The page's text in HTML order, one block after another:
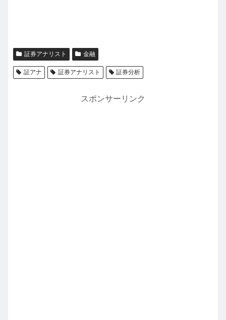
証券アナリスト 金融
証アナ 証券アナリスト 証券分析
スポンサーリンク